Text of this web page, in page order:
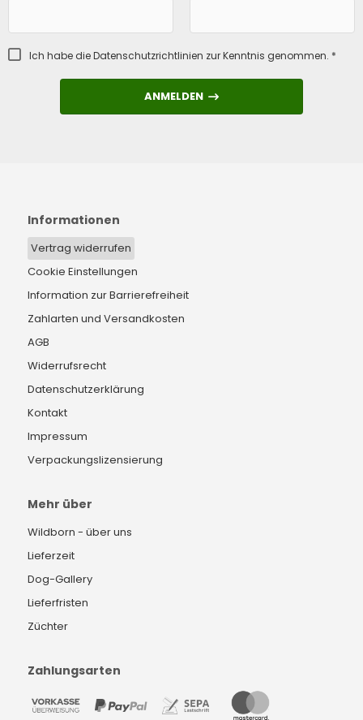
Ich habe dieDatenschutzrichtlinien zur Kenntnis genommen. *
ANMELDEN
ANMELDEN
Informationen
Vertrag widerrufen
Cookie Einstellungen
Information zur Barrierefreiheit
Zahlarten und Versandkosten
AGB
Widerrufsrecht
Datenschutzerklärung
Kontakt
Impressum
Verpackungslizensierung
Mehr über
Wildborn - über uns
Lieferzeit
Dog-Gallery
Lieferfristen
Züchter
Zahlungsarten